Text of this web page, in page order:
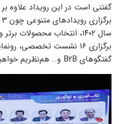
گفتنی است در این رویداد
سال ١۴٠٢، انتخاب محصولات
برگزاری ١۶ نشست تخصصی،
گفتگوهای B2B و… هم‌نظریم خواهیم بود.